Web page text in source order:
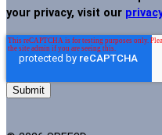
your privacy, visit our